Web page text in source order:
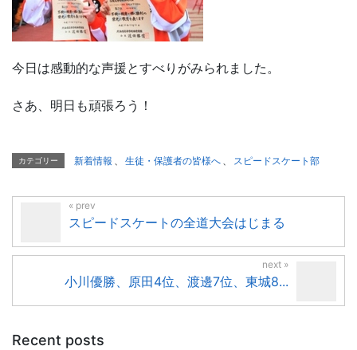
今日は感動的な声援とすべりがみられました。
さあ、明日も頑張ろう！
カテゴリー 新着情報 、 生徒・保護者の皆様へ 、 スピードスケート部
スピードスケートの全道大会はじまる
小川優勝、原田4位、渡邊7位、東城8...
Recent posts